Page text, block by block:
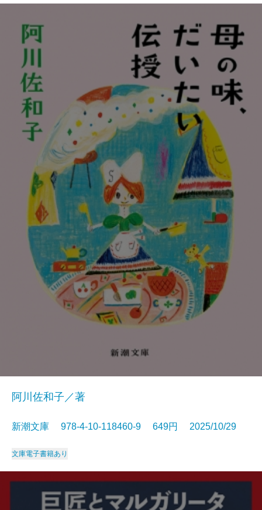
阿川佐和子／著
新潮文庫 978-4-10-118460-9 649円 2025/10/29
文庫電子書籍あり